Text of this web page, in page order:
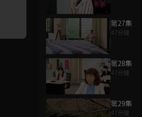
第27集
47分鐘
第28集
47分鐘
第29集
47分鐘